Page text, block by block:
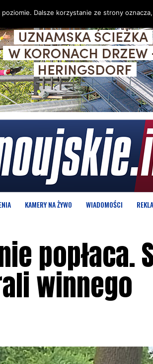
KAMERY NA ŻYWO WIADOMOŚCI
popłaca.
winnego
Dalsze korzystanie ze strony